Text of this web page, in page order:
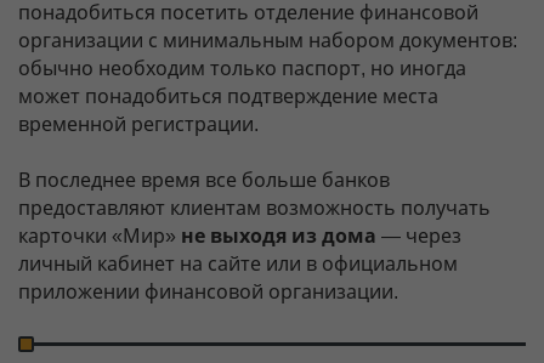
понадобиться посетить отделение финансовой
организации с минимальным набором документов:
обычно необходим только паспорт, но иногда
может понадобиться подтверждение места
временной регистрации.
В последнее время все больше банков
предоставляют клиентам возможность получать
карточки «Мир» не выходя из дома — через
личный кабинет на сайте или в официальном
приложении финансовой организации.